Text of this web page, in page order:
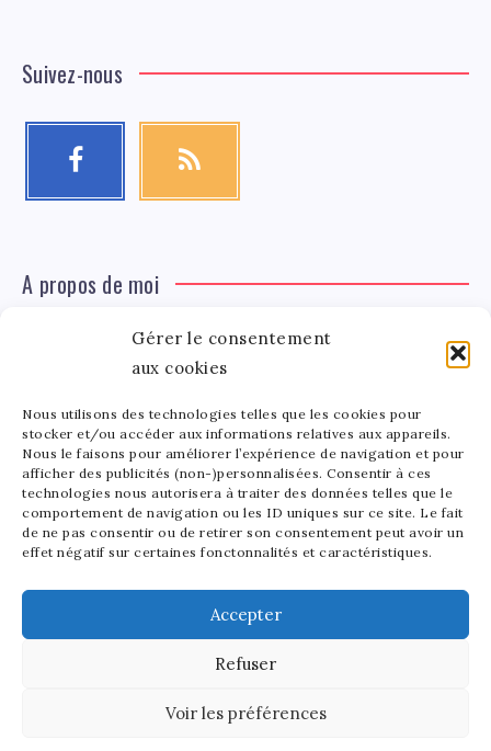
Gérer le consentement
aux cookies
Nous utilisons des technologies telles que les cookies pour
stocker et/ou accéder aux informations relatives aux appareils.
Nous le faisons pour améliorer l’expérience de navigation et pour
afficher des publicités (non-)personnalisées. Consentir à ces
technologies nous autorisera à traiter des données telles que le
comportement de navigation ou les ID uniques sur ce site. Le fait
de ne pas consentir ou de retirer son consentement peut avoir un
effet négatif sur certaines fonctonnalités et caractéristiques.
Accepter
Refuser
Voir les préférences
Suivez-nous
A propos de moi
Tinger
Léa Tinger
Fondatrice
Fondatrice de FortunedeStar.com, je fusionne ma
passion pour les cultures et l'économie des célébrités.
Entre la gestion de mon site et la poterie, je trouve le
bonheur dans l'équilibre de mes activités. Mère d'un
bout de chou de 5 ans, je partage avec lui l'amour de
l'art sous toutes ses formes.
Découvrez notre site en anglais: